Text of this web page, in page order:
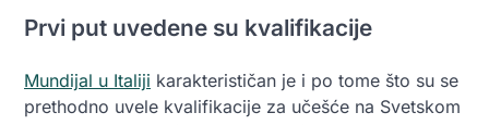
Prvi put uvedene su kvalifikacije
Mundijal u Italiji karakterističan je i po tome što su se
prethodno uvele kvalifikacije za učešće na Svetskom